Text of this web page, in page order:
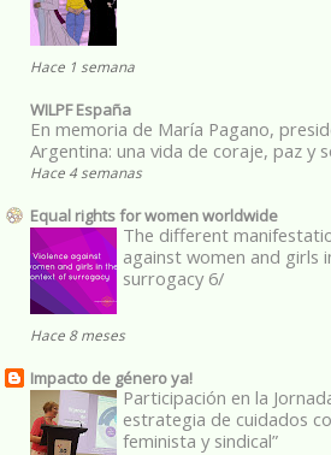
Hace 1 semana
WILPF España
En memoria de María Pagano,
Argentina: una vida de coraje, paz y
Hace 4 semanas
Equal rights for women worldwide
The different
against women and girls
surrogacy 6/
Hace 8 meses
Impacto de género ya!
Participación en la
estrategia de cuidados
feminista y sindical”